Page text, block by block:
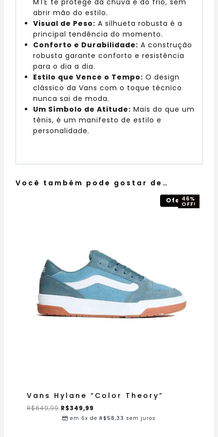
abrir mão do estilo.
Visual de Peso: A silhueta robusta é a
principal tendência do momento.
Conforto e Durabilidade: A construção
robusta garante conforto e resistência
para o dia a dia.
Estilo que Vence o Tempo: O design
clássico da Vans com o toque técnico
nunca sai de moda.
Um Símbolo de Atitude: Mais do que um
tênis, é um manifesto de estilo e
personalidade.
Você também pode gostar de…
Oferta!
46%
OFF!
Vans Hylane “Color Theory”
R$649,99 R$349,99
em 6x de R$58,33 sem juros